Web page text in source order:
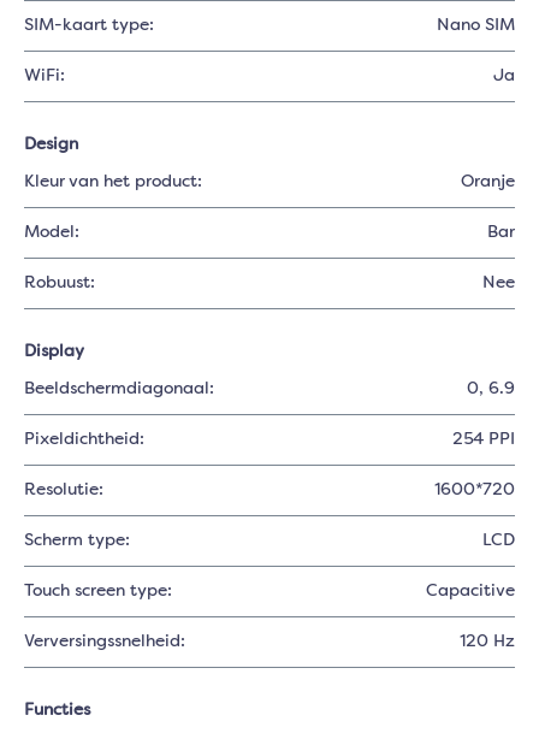
SIM-kaart type: Nano SIM
WiFi: Ja
Design
Kleur van het product: Oranje
Model: Bar
Robuust: Nee
Display
Beeldschermdiagonaal: 0, 6.9
Pixeldichtheid: 254 PPI
Resolutie: 1600*720
Scherm type: LCD
Touch screen type: Capacitive
Verversingssnelheid: 120 Hz
Functies